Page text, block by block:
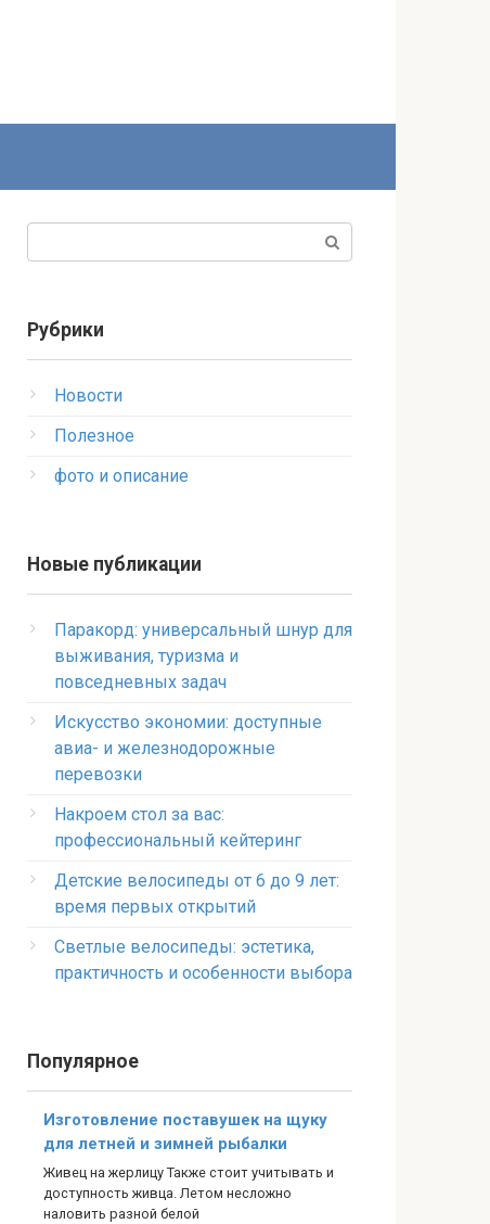
Рубрики
Новости
Полезное
фото и описание
Новые публикации
Паракорд: универсальный шнур для
выживания, туризма и
повседневных задач
Искусство экономии: доступные
авиа- и железнодорожные
перевозки
Накроем стол за вас:
профессиональный кейтеринг
Детские велосипеды от 6 до 9 лет:
время первых открытий
Светлые велосипеды: эстетика,
практичность и особенности выбора
Популярное
Изготовление поставушек на щуку
для летней и зимней рыбалки
Живец на жерлицу Также стоит учитывать и
доступность живца. Летом несложно
наловить разной белой